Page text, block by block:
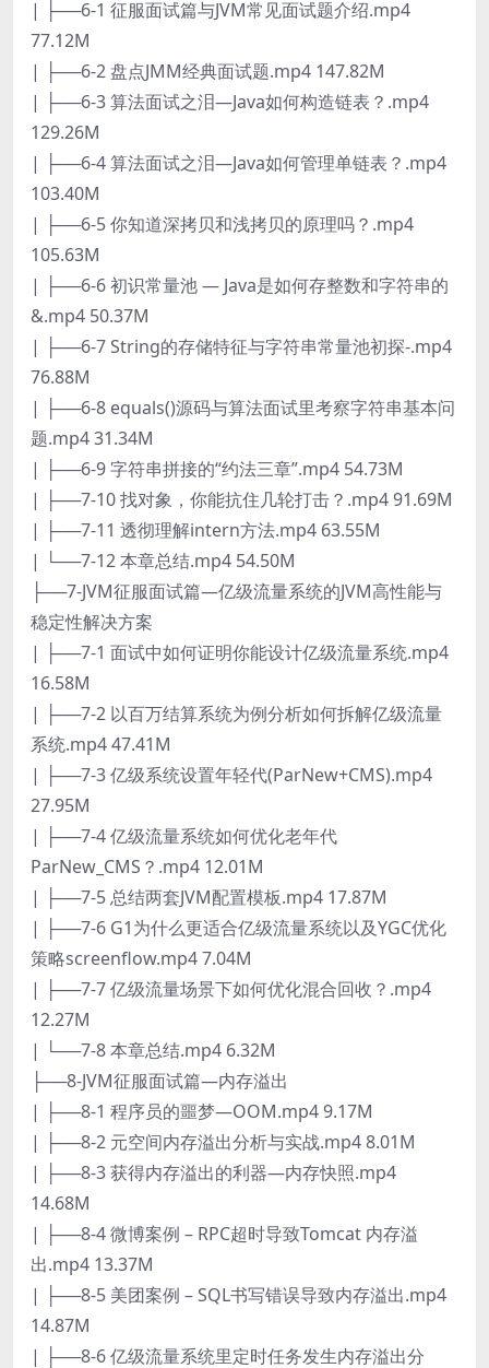
| ├──6-1 征服面试篇与JVM常见面试题介绍.mp4
77.12M
| ├──6-2 盘点JMM经典面试题.mp4 147.82M
| ├──6-3 算法面试之泪—Java如何构造链表？.mp4
129.26M
| ├──6-4 算法面试之泪—Java如何管理单链表？.mp4
103.40M
| ├──6-5 你知道深拷贝和浅拷贝的原理吗？.mp4
105.63M
| ├──6-6 初识常量池 — Java是如何存整数和字符串的
&.mp4 50.37M
| ├──6-7 String的存储特征与字符串常量池初探-.mp4
76.88M
| ├──6-8 equals()源码与算法面试里考察字符串基本问
题.mp4 31.34M
| ├──6-9 字符串拼接的“约法三章”.mp4 54.73M
| ├──7-10 找对象，你能抗住几轮打击？.mp4 91.69M
| ├──7-11 透彻理解intern方法.mp4 63.55M
| └──7-12 本章总结.mp4 54.50M
├──7-JVM征服面试篇—亿级流量系统的JVM高性能与
稳定性解决方案
| ├──7-1 面试中如何证明你能设计亿级流量系统.mp4
16.58M
| ├──7-2 以百万结算系统为例分析如何拆解亿级流量
系统.mp4 47.41M
| ├──7-3 亿级系统设置年轻代(ParNew+CMS).mp4
27.95M
| ├──7-4 亿级流量系统如何优化老年代
ParNew_CMS？.mp4 12.01M
| ├──7-5 总结两套JVM配置模板.mp4 17.87M
| ├──7-6 G1为什么更适合亿级流量系统以及YGC优化
策略screenflow.mp4 7.04M
| ├──7-7 亿级流量场景下如何优化混合回收？.mp4
12.27M
| └──7-8 本章总结.mp4 6.32M
├──8-JVM征服面试篇—内存溢出
| ├──8-1 程序员的噩梦—OOM.mp4 9.17M
| ├──8-2 元空间内存溢出分析与实战.mp4 8.01M
| ├──8-3 获得内存溢出的利器—内存快照.mp4
14.68M
| ├──8-4 微博案例 – RPC超时导致Tomcat 内存溢
出.mp4 13.37M
| ├──8-5 美团案例 – SQL书写错误导致内存溢出.mp4
14.87M
| ├──8-6 亿级流量系统里定时任务发生内存溢出分